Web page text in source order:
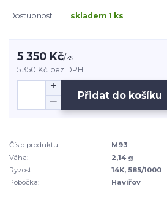
Dostupnost skladem 1 ks
5 350 Kč/ks
5 350 Kč bez DPH
Přidat do košíku
Číslo produktu:
M93
Váha:
2,14 g
Ryzost:
14K, 585/1000
Pobočka:
Havířov